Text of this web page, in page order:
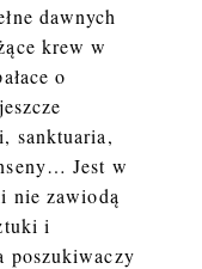
dawnych
krew w
o
sanktuaria,
Jest w
nie zawiodą
i
poszukiwaczy